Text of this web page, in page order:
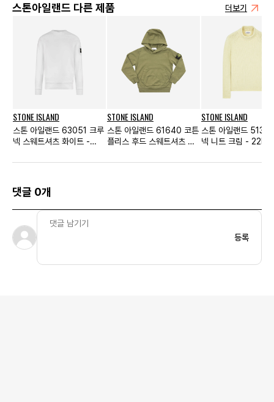
스톤아일랜드 다른 제품 더보기
STONE ISLAND
스톤 아일랜드 63051 크루
넥 스웨트셔츠 화이트 -
STONE ISLAND
스톤 아일랜드 61640 코튼
플리스 후드 스웨트셔츠 밀
STONE ISLAND
스톤 아일랜드
넥 니트 크림 - 22FW
댓글 0개
등록